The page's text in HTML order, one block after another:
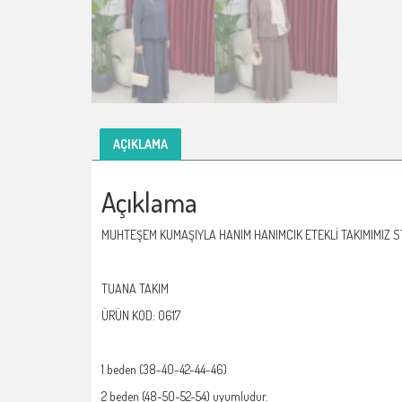
AÇIKLAMA
Açıklama
MUHTEŞEM KUMAŞIYLA HANIM HANIMCIK ETEKLİ TAKIMIMIZ
TUANA TAKIM
ÜRÜN KOD: 0617
1 beden (38-40-42-44-46)
2 beden (48-50-52-54) uyumludur.